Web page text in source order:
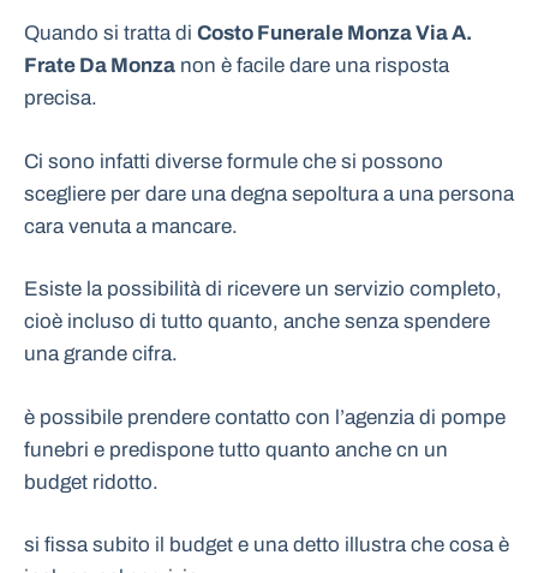
Quando si tratta di Costo Funerale Monza Via A.
Frate Da Monza non è facile dare una risposta
precisa.
Ci sono infatti diverse formule che si possono
scegliere per dare una degna sepoltura a una persona
cara venuta a mancare.
Esiste la possibilità di ricevere un servizio completo,
cioè incluso di tutto quanto, anche senza spendere
una grande cifra.
è possibile prendere contatto con l’agenzia di pompe
funebri e predispone tutto quanto anche cn un
budget ridotto.
si fissa subito il budget e una detto illustra che cosa è